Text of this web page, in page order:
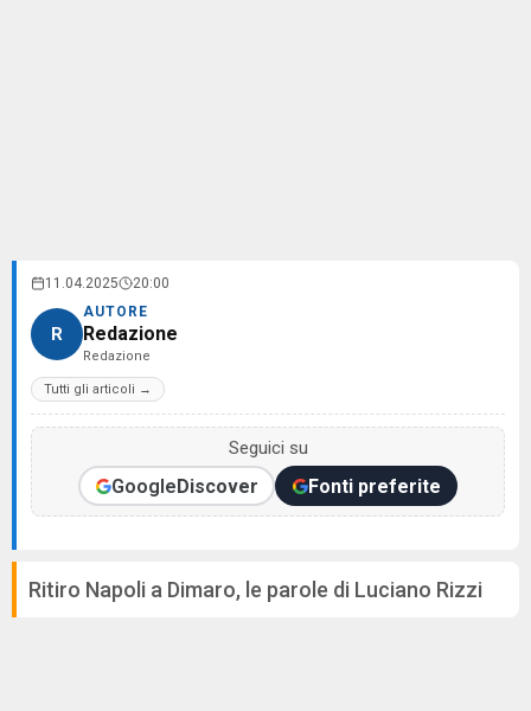
11.04.2025 20:00
R
AUTORE
Redazione
Redazione
Tutti gli articoli →
Seguici su
GoogleDiscover Fonti preferite
Ritiro Napoli a Dimaro, le parole di Luciano Rizzi